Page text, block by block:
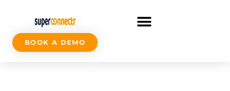
BOOK A DEMO